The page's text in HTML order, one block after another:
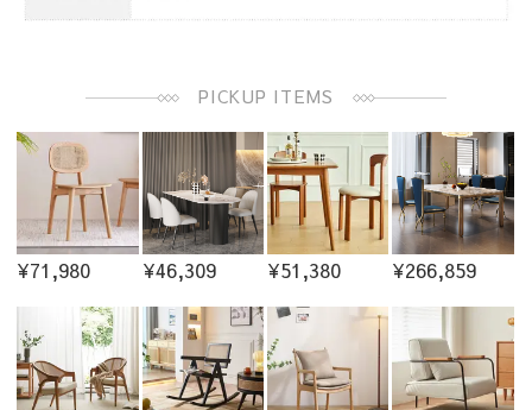
PICKUP ITEMS
¥71,980 ¥46,309 ¥51,380 ¥266,859